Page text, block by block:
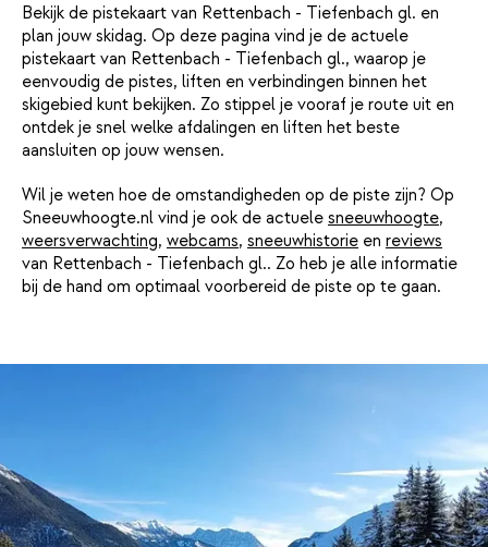
Bekijk de pistekaart van Rettenbach - Tiefenbach gl. en
plan jouw skidag. Op deze pagina vind je de actuele
pistekaart van Rettenbach - Tiefenbach gl., waarop je
eenvoudig de pistes, liften en verbindingen binnen het
skigebied kunt bekijken. Zo stippel je vooraf je route uit en
ontdek je snel welke afdalingen en liften het beste
aansluiten op jouw wensen.
Wil je weten hoe de omstandigheden op de piste zijn? Op
Sneeuwhoogte.nl vind je ook de actuele sneeuwhoogte,
weersverwachting, webcams, sneeuwhistorie en reviews
van Rettenbach - Tiefenbach gl.. Zo heb je alle informatie
bij de hand om optimaal voorbereid de piste op te gaan.